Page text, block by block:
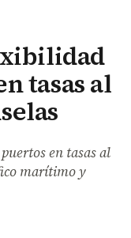
tasas al
en tasas al
marítimo y